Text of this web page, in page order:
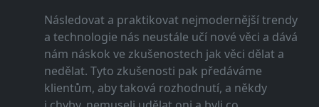
Následovat a praktikovat nejmodernější trendy
a technologie nás neustále učí nové věci a dává
nám náskok ve zkušenostech jak věci dělat a
nedělat. Tyto zkušenosti pak předáváme
klientům, aby taková rozhodnutí, a někdy